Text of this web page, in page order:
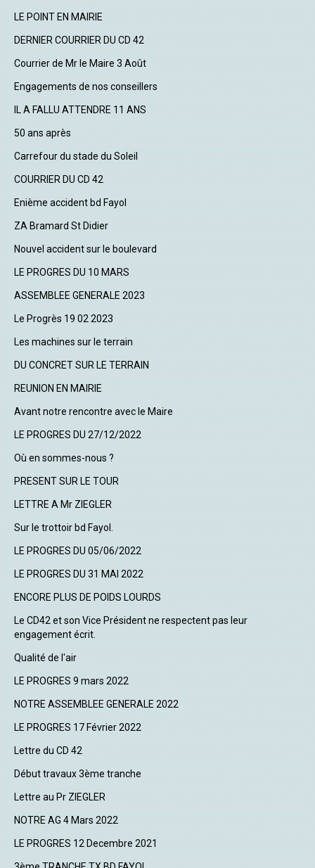
LE POINT EN MAIRIE
DERNIER COURRIER DU CD 42
Courrier de Mr le Maire 3 Août
Engagements de nos conseillers
IL A FALLU ATTENDRE 11 ANS
50 ans après
Carrefour du stade du Soleil
COURRIER DU CD 42
Enième accident bd Fayol
ZA Bramard St Didier
Nouvel accident sur le boulevard
LE PROGRES DU 10 MARS
ASSEMBLEE GENERALE 2023
Le Progrès 19 02 2023
Les machines sur le terrain
DU CONCRET SUR LE TERRAIN
REUNION EN MAIRIE
Avant notre rencontre avec le Maire
LE PROGRES DU 27/12/2022
Où en sommes-nous ?
PRESENT SUR LE TOUR
LETTRE A Mr ZIEGLER
Sur le trottoir bd Fayol.
LE PROGRES DU 05/06/2022
LE PROGRES DU 31 MAI 2022
ENCORE PLUS DE POIDS LOURDS
Le CD42 et son Vice Président ne respectent pas leur
engagement écrit.
Qualité de l'air
LE PROGRES 9 mars 2022
NOTRE ASSEMBLEE GENERALE 2022
LE PROGRES 17 Février 2022
Lettre du CD 42
Début travaux 3ème tranche
Lettre au Pr ZIEGLER
NOTRE AG 4 Mars 2022
LE PROGRES 12 Decembre 2021